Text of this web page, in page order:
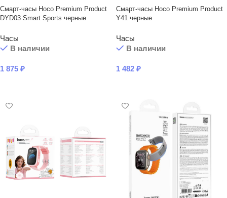
Смарт-часы Hoco Premium Product
DYD03 Smart Sports черные
Часы
В наличии
1 875 ₽
Смарт-часы Hoco Premium Product
Y41 черные
Часы
В наличии
1 482 ₽